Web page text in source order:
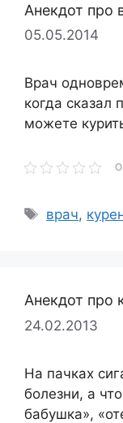
Анекдот про
05.05.2014
Врач
когда сказал
можете
Метки
врач,
Анекдот про
24.02.2013
На пачках
болезни, а
бабушка»,